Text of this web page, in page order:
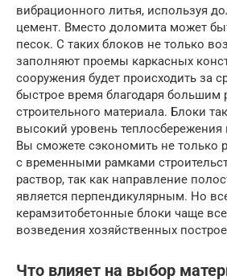
вибрационного литья, используя
цемент. Вместо доломита может
песок. С таких блоков не только
заполняют проемы каркасных
сооружения будет происходить за
быстрое время благодаря большим
строительного материала. Блоки
высокий уровень
Вы сможете сэкономить не только
с временными рамками
раствор, так как направление
является перпендикулярным. Но
керамзитобетонные блоки чаще
возведения хозяйственных
Что влияет на выбор